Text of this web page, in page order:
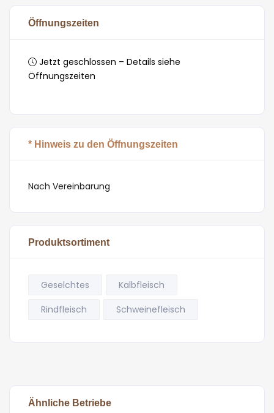
Öffnungszeiten
Jetzt geschlossen – Details siehe
Öffnungszeiten
* Hinweis zu den Öffnungszeiten
Nach Vereinbarung
Produktsortiment
Geselchtes
Kalbfleisch
Rindfleisch
Schweinefleisch
Ähnliche Betriebe